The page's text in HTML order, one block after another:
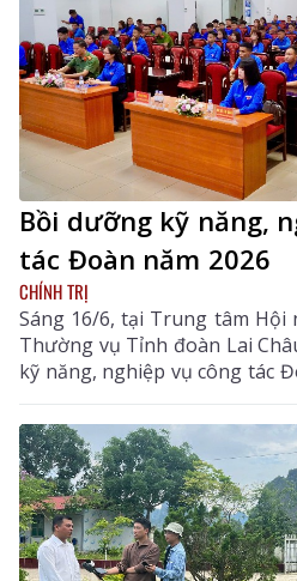
Bồi dưỡng kỹ năng,
tác Đoàn năm 2026
CHÍNH TRỊ
Sáng 16/6, tại Trung tâm Hội
Thường vụ Tỉnh đoàn Lai
kỹ năng, nghiệp vụ công tác